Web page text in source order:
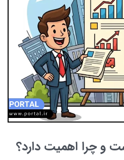
و چرا اهمیت دارد؟